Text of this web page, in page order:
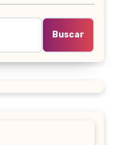
Buscar